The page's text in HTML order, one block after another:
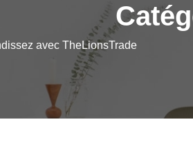
avec TheLionsTrade